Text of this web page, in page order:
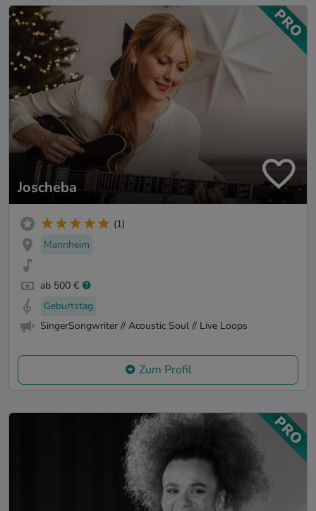
Joscheba
(1)
Mannheim
ab 500 €
Geburtstag
SingerSongwriter // Acoustic Soul // Live Loops
Zum Profil